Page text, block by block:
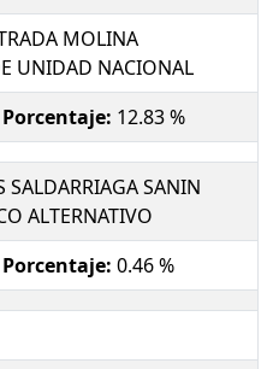
MOLINA
UNIDAD NACIONAL
Porcentaje: 12.83 %
SALDARRIAGA SANIN
ALTERNATIVO
Porcentaje: 0.46 %